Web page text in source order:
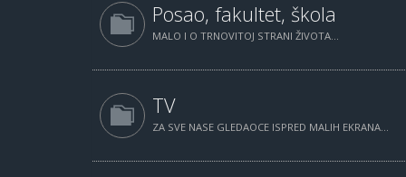
Posao, fakultet, škola
MALO I O TRNOVITOJ STRANI ŽIVOTA...
TV
ZA SVE NASE GLEDAOCE ISPRED MALIH EKRANA...